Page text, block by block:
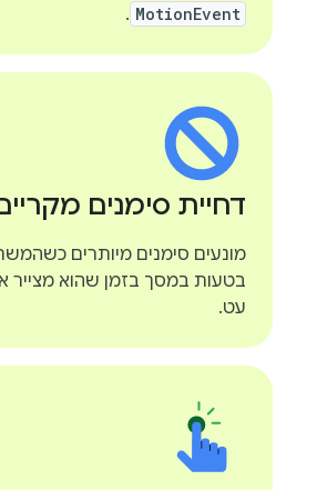
MotionEvent
.
דחיית סימנים
מונעים סימנים מיותרים
בטעות במסך בזמן שהוא מצייר
עט.